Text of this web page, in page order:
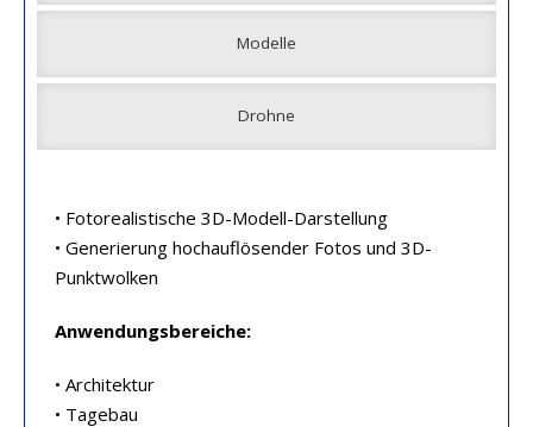
Modelle
Drohne
• Fotorealistische 3D-Modell-Darstellung
• Generierung hochauflösender Fotos und 3D-
Punktwolken
Anwendungsbereiche:
• Architektur
• Tagebau